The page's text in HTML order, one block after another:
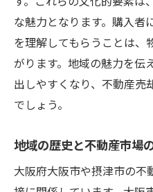
おくべき地域特有の
学区が不動産価
地域の発展計画と
近隣商業施設の
公共交通機関の利
な魅力となります。購入者
を理解してもらうことは、
がります。地域の魅力を伝
出しやすくなり、不動産売
でしょう。
地域の歴史と不動産市場
大阪府大阪市や摂津市の不